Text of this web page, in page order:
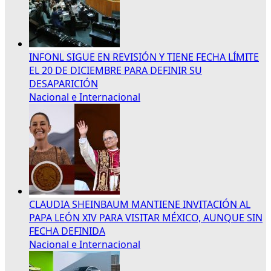
INFONL SIGUE EN REVISIÓN Y TIENE FECHA LÍMITE
EL 20 DE DICIEMBRE PARA DEFINIR SU
DESAPARICIÓN
Nacional e Internacional
CLAUDIA SHEINBAUM MANTIENE INVITACIÓN AL
PAPA LEÓN XIV PARA VISITAR MÉXICO, AUNQUE SIN
FECHA DEFINIDA
Nacional e Internacional